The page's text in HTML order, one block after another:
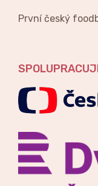
První český